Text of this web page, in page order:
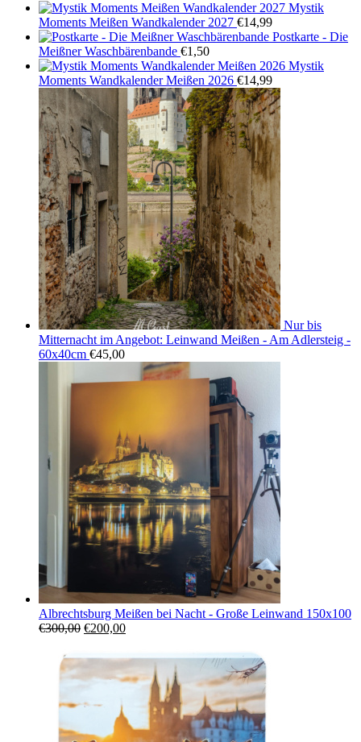
Mystik
Moments Meißen Wandkalender 2027 €14,99
Postkarte - Die
Meißner Waschbärenbande €1,50
Mystik
Moments Wandkalender Meißen 2026 €14,99
Nur bis
Mitternacht im Angebot: Leinwand Meißen - Am Adlersteig -
60x40cm €45,00
Albrechtsburg Meißen bei Nacht - Große Leinwand 150x100
€300,00 Ursprünglicher
war:
€300,00
€200,00Aktueller
ist:
€200,00.